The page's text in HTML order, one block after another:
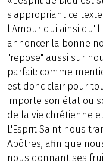
s'appropriant ce
l'Amour qui ainsi
annoncer la bonne
"repose" aussi sur
parfait: comme
est donc clair pour
importe son état ou
de la vie chrétienne
L'Esprit Saint nous
Apôtres, afin que
nous donnant ses